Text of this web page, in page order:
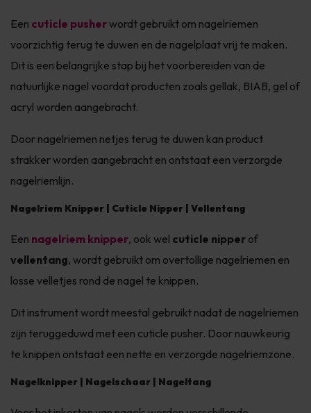
Een cuticle pusherwordt gebruikt om nagelriemen
voorzichtig terug te duwen en de nagelplaat vrij te maken.
Dit is een belangrijke stap bij het voorbereiden van de
natuurlijke nagel voordat producten zoals gellak, BIAB, gel of
acryl worden aangebracht.
Door nagelriemen netjes terug te duwen kan product
strakker worden aangebracht en ontstaat een verzorgde
nagelriemlijn.
Nagelriem Knipper | Cuticle Nipper | Vellentang
Een nagelriem knipper, ook wel cuticle nipper of
vellentang, wordt gebruikt om overtollige nagelriemen en
losse velletjes rond de nagel te knippen.
Dit instrument wordt meestal gebruikt nadat de nagelriemen
zijn teruggeduwd met een cuticle pusher. Door nauwkeurig
te knippen ontstaat een nette en verzorgde nagelriemzone.
Nagelknipper | Nagelschaar | Nageltang